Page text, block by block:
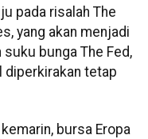
pada risalah The
yang akan menjadi
bunga The Fed,
diperkirakan tetap
bursa Eropa